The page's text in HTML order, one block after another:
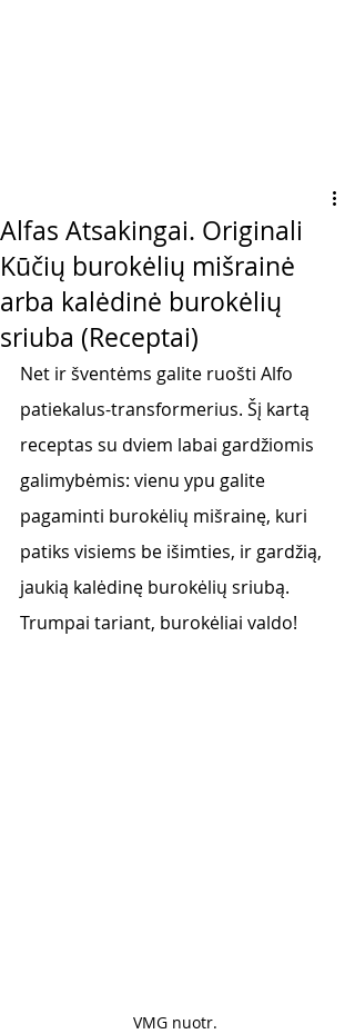
Alfas Atsakingai. Originali
Kūčių burokėlių mišrainė
arba kalėdinė burokėlių
sriuba (Receptai)
Net ir šventėms galite ruošti Alfo
patiekalus-transformerius. Šį kartą
receptas su dviem labai gardžiomis
galimybėmis: vienu ypu galite
pagaminti burokėlių mišrainę, kuri
patiks visiems be išimties, ir gardžią,
jaukią kalėdinę burokėlių sriubą.
Trumpai tariant, burokėliai valdo!
VMG nuotr.